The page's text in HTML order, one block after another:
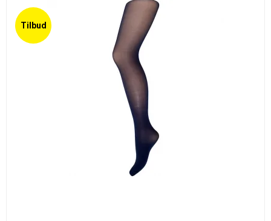
Tilbud